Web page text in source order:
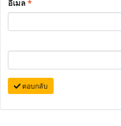
อีเมล*
ตอบกลับ